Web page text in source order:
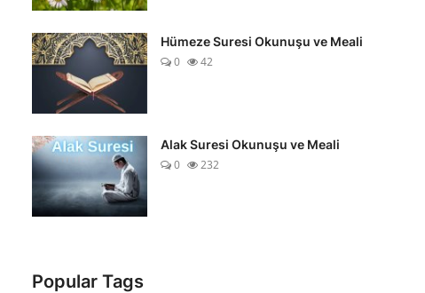
Hümeze Suresi Okunuşu ve Meali
0
42
Alak Suresi Okunuşu ve Meali
0
232
Popular Tags